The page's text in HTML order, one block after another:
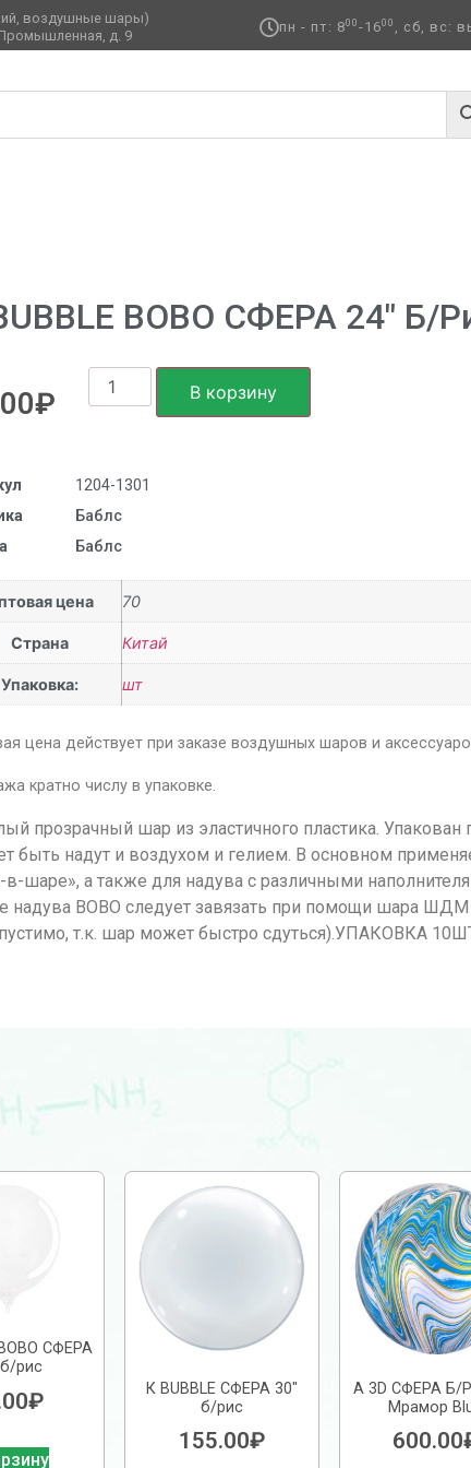
воздушные шары)
д. 9
пн - пт: 800-1600 , сб, вс:
BOBO СФЕРА 24″ Б/
₽ В корзину
1204-1301
Баблс
Баблс
цена 70
Страна Китай
Упаковка: шт
цена действует при заказе воздушных шаров и
кратно числу в упаковке.
прозрачный шар из эластичного пластика. Упакован
быть надут и воздухом и гелием. В основном
шаре», а также для надува с различными
надува BOBO следует завязать при помощи шара
т.к. шар может быстро сдуться).УПАКОВКА
СФЕРА
б/рис
₽
К BUBBLE СФЕРА 30″
б/рис
155.00₽
А 3D СФЕРА Б/
Мрамор
600.00